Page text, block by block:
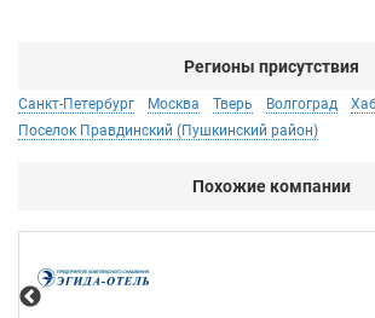
Регионы присутствия
Санкт-Петербург Москва Тверь Волгоград
Поселок Правдинский (Пушкинский район)
Похожие компании